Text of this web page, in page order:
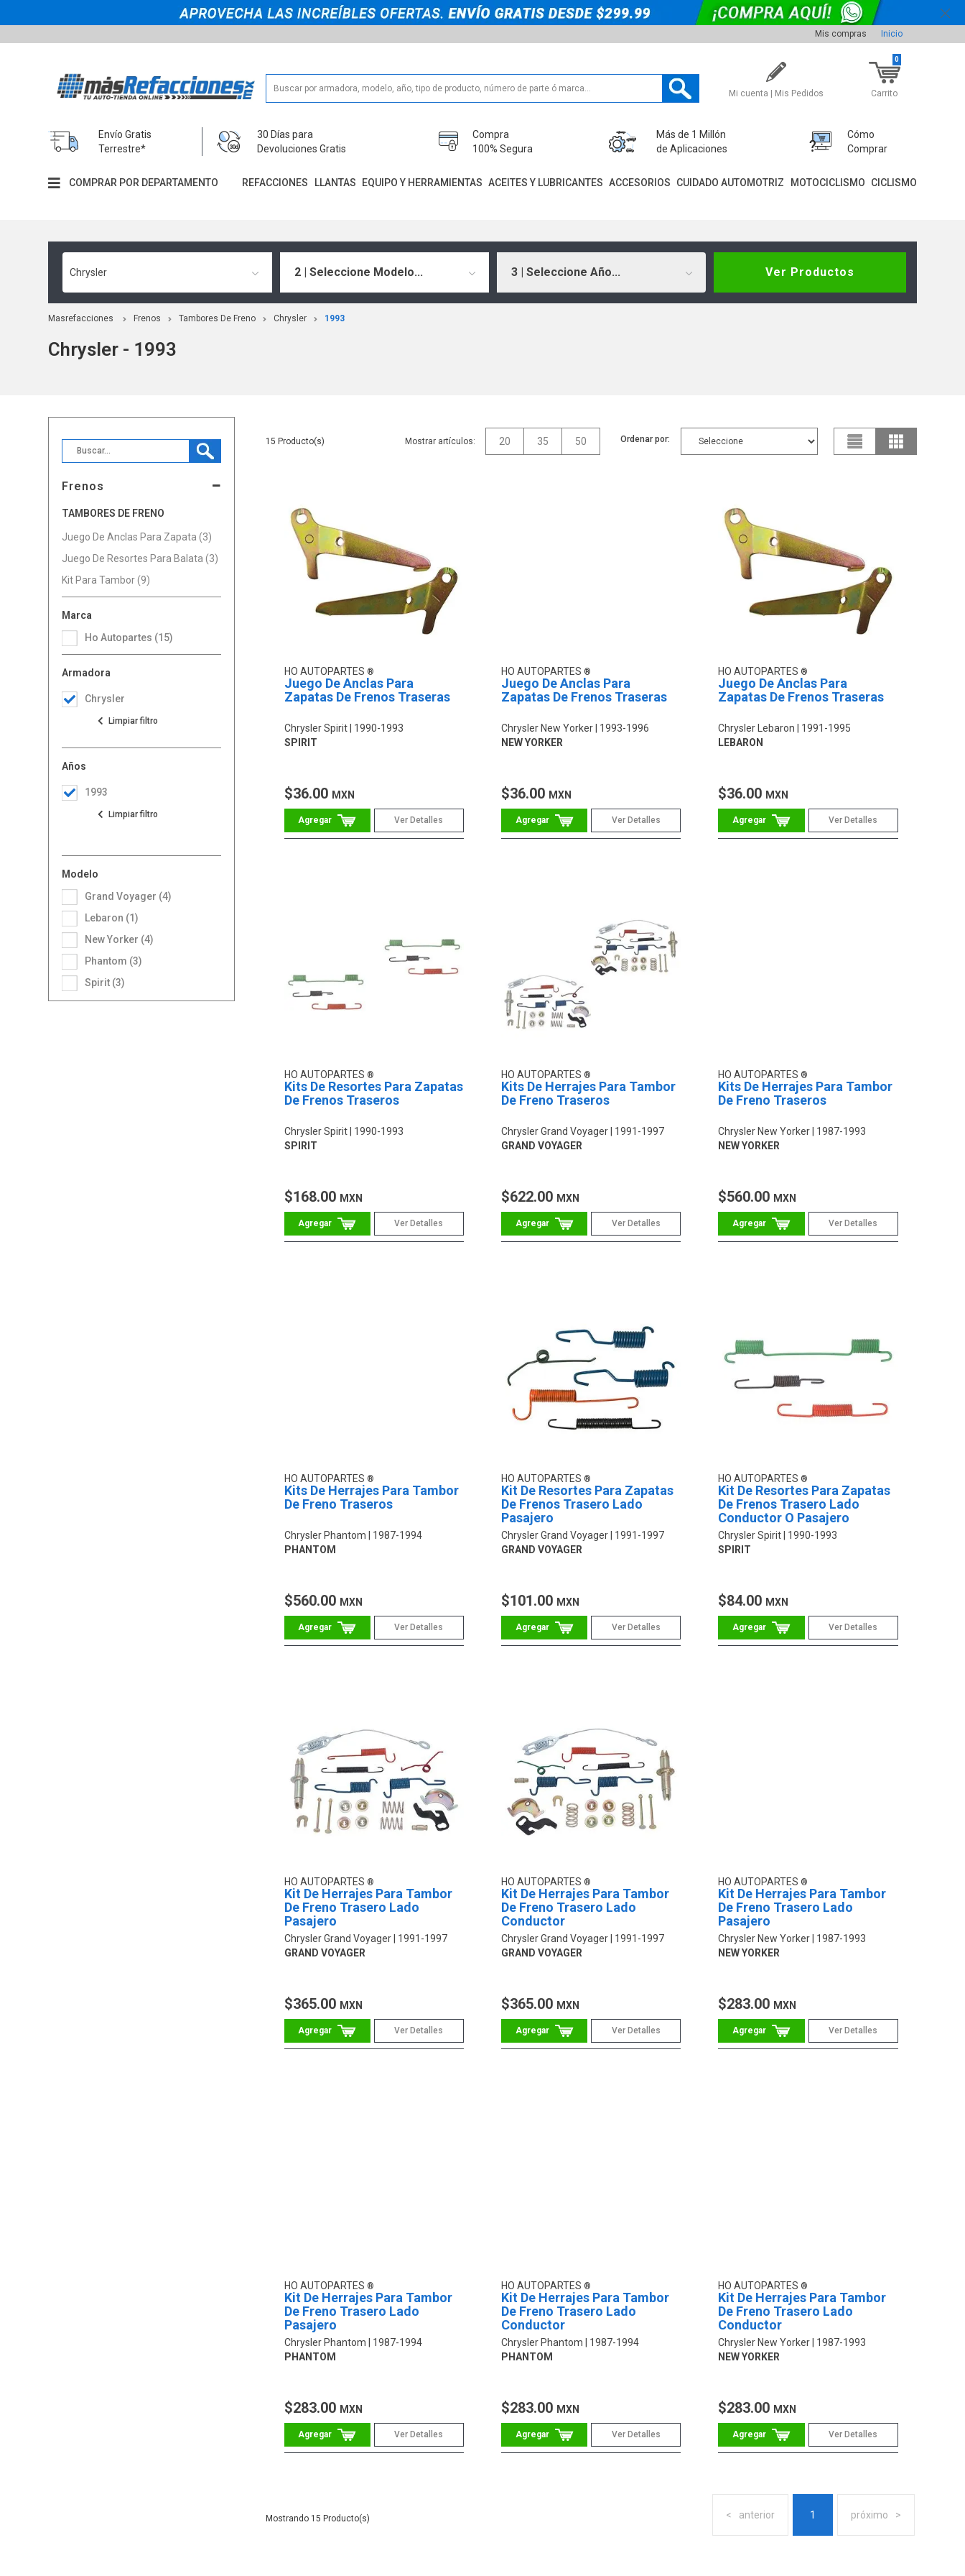
Mis compras Inicio
Mi cuenta | Mis Pedidos Carrito
0
Envío Gratis
Terrestre*
30 Días para
Devoluciones Gratis
Compra
100% Segura
Más de 1 Millón
de Aplicaciones
Cómo
Comprar
COMPRAR POR DEPARTAMENTO REFACCIONES LLANTAS EQUIPO Y HERRAMIENTAS ACEITES Y LUBRICANTES ACCESORIOS CUIDADO AUTOMOTRIZ MOTOCICLISMO CICLISMO
Chrysler 2 | Seleccione Modelo... 3 | Seleccione Año... Ver Productos
Masrefacciones Frenos Tambores De Freno Chrysler 1993
Chrysler - 1993
Frenos
TAMBORES DE FRENO
Juego De Anclas Para Zapata (3)
Juego De Resortes Para Balata (3)
Kit Para Tambor (9)
Marca
Ho Autopartes (15)
Armadora
Chrysler
Modelo
Grand Voyager (4)
Lebaron (1)
New Yorker (4)
Phantom (3)
Spirit (3)
Años
1993
15 Mostrar artículos: 20 35 50 Ordenar por:
HO AUTOPARTES
Juego De Anclas Para
Zapatas De Frenos Traseras
Chrysler Spirit
1990-1993
SPIRIT
$36.00 MXN
Ver Detalles
HO AUTOPARTES
Juego De Anclas Para
Zapatas De Frenos Traseras
Chrysler New Yorker
1993-1996
NEW YORKER
$36.00 MXN
Ver Detalles
HO AUTOPARTES
Juego De Anclas Para
Zapatas De Frenos Traseras
Chrysler Lebaron
1991-1995
LEBARON
$36.00 MXN
Ver Detalles
HO AUTOPARTES
Kits De Resortes Para Zapatas
De Frenos Traseros
Chrysler Spirit
1990-1993
SPIRIT
$168.00 MXN
Ver Detalles
HO AUTOPARTES
Kits De Herrajes Para Tambor
De Freno Traseros
Chrysler Grand Voyager
1991-1997
GRAND VOYAGER
$622.00 MXN
Ver Detalles
HO AUTOPARTES
Kits De Herrajes Para Tambor
De Freno Traseros
Chrysler New Yorker
1987-1993
NEW YORKER
$560.00 MXN
Ver Detalles
HO AUTOPARTES
Kits De Herrajes Para Tambor
De Freno Traseros
Chrysler Phantom
1987-1994
PHANTOM
$560.00 MXN
Ver Detalles
HO AUTOPARTES
Kit De Resortes Para Zapatas
De Frenos Trasero Lado
Pasajero
Chrysler Grand Voyager
1991-1997
GRAND VOYAGER
$101.00 MXN
Ver Detalles
HO AUTOPARTES
Kit De Resortes Para Zapatas
De Frenos Trasero Lado
Conductor O Pasajero
Chrysler Spirit
1990-1993
SPIRIT
$84.00 MXN
Ver Detalles
HO AUTOPARTES
Kit De Herrajes Para Tambor
De Freno Trasero Lado
Pasajero
Chrysler Grand Voyager
1991-1997
GRAND VOYAGER
$365.00 MXN
Ver Detalles
HO AUTOPARTES
Kit De Herrajes Para Tambor
De Freno Trasero Lado
Conductor
Chrysler Grand Voyager
1991-1997
GRAND VOYAGER
$365.00 MXN
Ver Detalles
HO AUTOPARTES
Kit De Herrajes Para Tambor
De Freno Trasero Lado
Pasajero
Chrysler New Yorker
1987-1993
NEW YORKER
$283.00 MXN
Ver Detalles
HO AUTOPARTES
Kit De Herrajes Para Tambor
De Freno Trasero Lado
Pasajero
Chrysler Phantom
1987-1994
PHANTOM
$283.00 MXN
Ver Detalles
HO AUTOPARTES
Kit De Herrajes Para Tambor
De Freno Trasero Lado
Conductor
Chrysler Phantom
1987-1994
PHANTOM
$283.00 MXN
Ver Detalles
HO AUTOPARTES
Kit De Herrajes Para Tambor
De Freno Trasero Lado
Conductor
Chrysler New Yorker
1987-1993
NEW YORKER
$283.00 MXN
Ver Detalles
anterior 1 próximo
15